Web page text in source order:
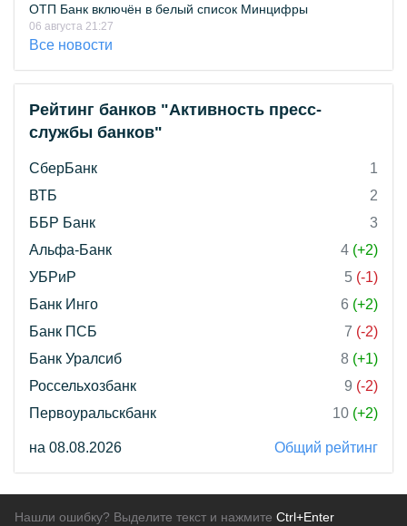
ОТП Банк включён в белый список Минцифры
06 августа 21:27
Все новости
Рейтинг банков "Активность пресс-
службы банков"
СберБанк
1
ВТБ
2
ББР Банк
3
Альфа-Банк
4 (+2)
УБРиР
5 (-1)
Банк Инго
6 (+2)
Банк ПСБ
7 (-2)
Банк Уралсиб
8 (+1)
Россельхозбанк
9 (-2)
Первоуральскбанк
10 (+2)
на 08.08.2026 Общий рейтинг
Нашли ошибку? Выделите текст и нажмите Ctrl+Enter